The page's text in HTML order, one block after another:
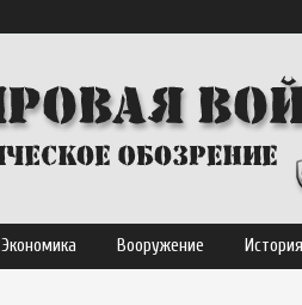
Экономика Вооружение История